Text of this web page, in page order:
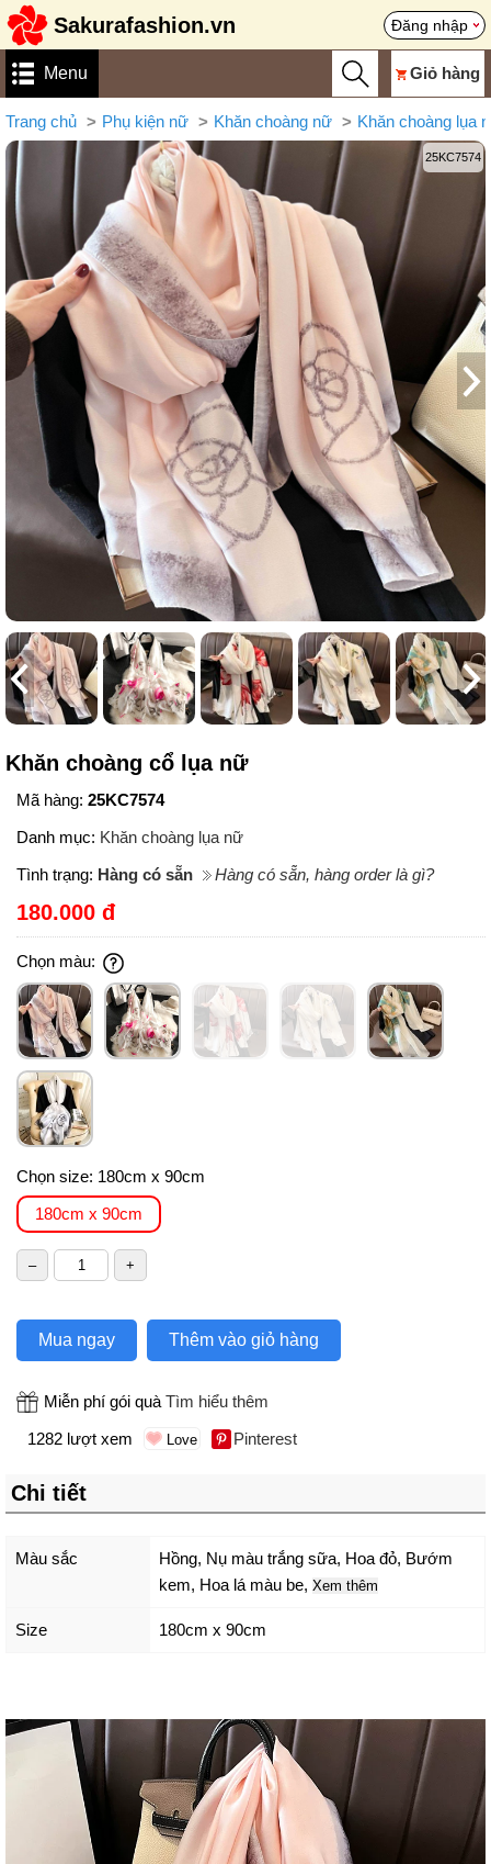
Sakurafashion.vn Đăng nhập
Menu Giỏ hàng
Trang chủ Phụ kiện nữ Khăn choàng nữ Khăn choàng lụa
25KC7574
Khăn choàng cổ lụa nữ
Mã hàng: 25KC7574
Danh mục: Khăn choàng lụa nữ
Tình trạng: Hàng có sẵn Hàng có sẵn, hàng order là gì?
180.000 đ
Chọn màu:
Chọn size: 180cm x 90cm
180cm x 90cm
Mua ngay Thêm vào giỏ hàng
Miễn phí gói quà Tìm hiểu thêm
1282 lượt xem
Pinterest
Chi tiết
Màu sắc Hồng, Nụ màu trắng sữa, Hoa đỏ, Bướm
kem, Hoa lá màu be, Xem thêm
Size 180cm x 90cm